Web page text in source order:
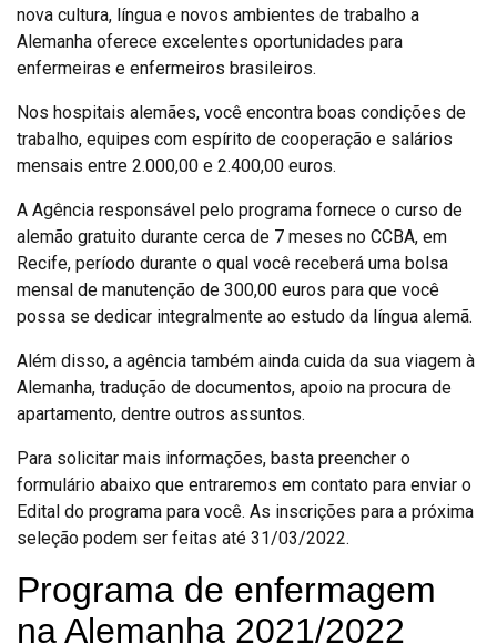
nova cultura, língua e novos ambientes de trabalho a
Alemanha oferece excelentes oportunidades para
enfermeiras e enfermeiros brasileiros.
Nos hospitais alemães, você encontra boas condições de
trabalho, equipes com espírito de cooperação e salários
mensais entre 2.000,00 e 2.400,00 euros.
A Agência responsável pelo programa fornece o curso de
alemão gratuito durante cerca de 7 meses no CCBA, em
Recife, período durante o qual você receberá uma bolsa
mensal de manutenção de 300,00 euros para que você
possa se dedicar integralmente ao estudo da língua alemã.
Além disso, a agência também ainda cuida da sua viagem à
Alemanha, tradução de documentos, apoio na procura de
apartamento, dentre outros assuntos.
Para solicitar mais informações, basta preencher o
formulário abaixo que entraremos em contato para enviar o
Edital do programa para você. As inscrições para a próxima
seleção podem ser feitas até 31/03/2022.